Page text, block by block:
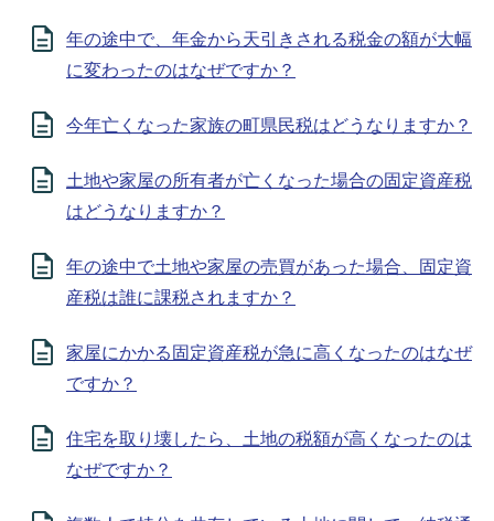
年の途中で、年⾦から天引きされる税⾦の額が⼤幅
に変わったのはなぜですか？
今年亡くなった家族の町県民税はどうなりますか？
土地や家屋の所有者が亡くなった場合の固定資産税
はどうなりますか？
年の途中で土地や家屋の売買があった場合、固定資
産税は誰に課税されますか？
家屋にかかる固定資産税が急に高くなったのはなぜ
ですか？
住宅を取り壊したら、土地の税額が高くなったのは
なぜですか？